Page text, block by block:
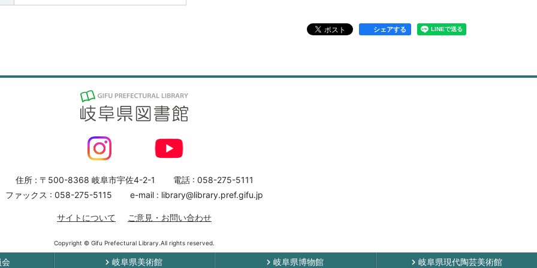
シェアする
住所 : 〒500-8368 岐阜市宇佐4-2-1
電話 : 058-275-5111
ファックス : 058-275-5115
e-mail : library@library.pref.gifu.jp
サイトについて ご意見・お問い合わせ
Copyright © Gifu Prefectural Library.All rights reserved.
岐阜県美術館 岐阜県博物館 岐阜県現代陶芸美術館